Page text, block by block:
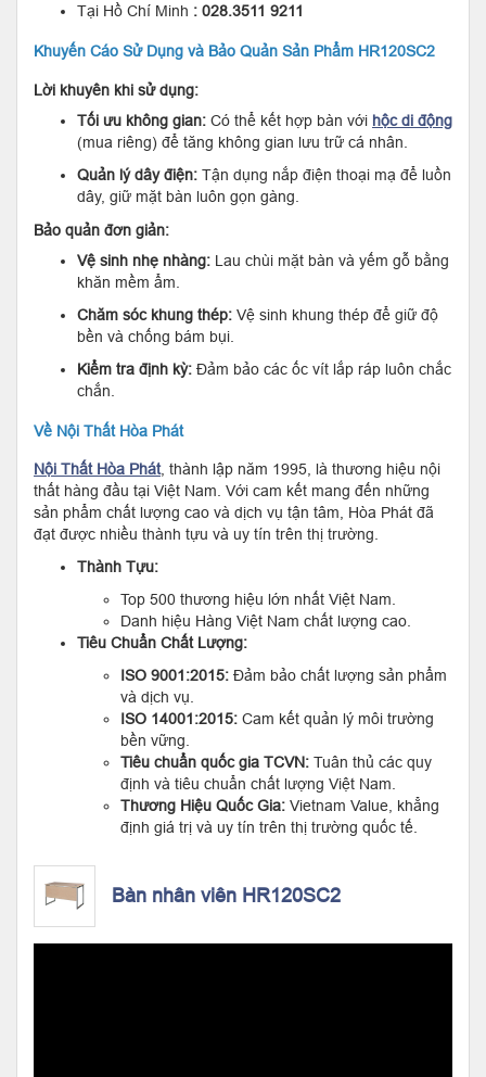
Tại Hồ Chí Minh : 028.3511 9211
Khuyến Cáo Sử Dụng và Bảo Quản Sản Phẩm HR120SC2
Lời khuyên khi sử dụng:
Tối ưu không gian: Có thể kết hợp bàn với hộc di động
(mua riêng) để tăng không gian lưu trữ cá nhân.
Quản lý dây điện: Tận dụng nắp điện thoại mạ để luồn
dây, giữ mặt bàn luôn gọn gàng.
Bảo quản đơn giản:
Vệ sinh nhẹ nhàng: Lau chùi mặt bàn và yếm gỗ bằng
khăn mềm ẩm.
Chăm sóc khung thép: Vệ sinh khung thép để giữ độ
bền và chống bám bụi.
Kiểm tra định kỳ: Đảm bảo các ốc vít lắp ráp luôn chắc
chắn.
Về Nội Thất Hòa Phát
Nội Thất Hòa Phát, thành lập năm 1995, là thương hiệu nội
thất hàng đầu tại Việt Nam. Với cam kết mang đến những
sản phẩm chất lượng cao và dịch vụ tận tâm, Hòa Phát đã
đạt được nhiều thành tựu và uy tín trên thị trường.
Thành Tựu:
Top 500 thương hiệu lớn nhất Việt Nam.
Danh hiệu Hàng Việt Nam chất lượng cao.
Tiêu Chuẩn Chất Lượng:
ISO 9001:2015: Đảm bảo chất lượng sản phẩm
và dịch vụ.
ISO 14001:2015: Cam kết quản lý môi trường
bền vững.
Tiêu chuẩn quốc gia TCVN: Tuân thủ các quy
định và tiêu chuẩn chất lượng Việt Nam.
Thương Hiệu Quốc Gia: Vietnam Value, khẳng
định giá trị và uy tín trên thị trường quốc tế.
Bàn nhân viên HR120SC2